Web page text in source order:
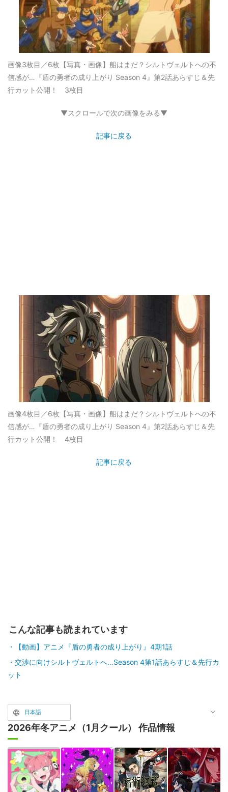
画像3枚目／6枚 【写真・画像】船はまだ？シルトヴェルトへの不
信感が…『盾の勇者の成り上がり Season 4』第2話あらすじ＆先
行カット公開！ 3枚目
▼スクロールで次の画像をみる▼
記事に戻る
画像4枚目／6枚 【写真・画像】船はまだ？シルトヴェルトへの不
信感が…『盾の勇者の成り上がり Season 4』第2話あらすじ＆先
行カット公開！ 4枚目
記事に戻る
こんな記事も読まれています
【動画】アニメ『盾の勇者の成り上がり』4期1話
交渉に向けシルトヴェルトへ…Season 4第1話あらすじ＆先行カ
ット
日本語
2026年冬アニメ（1月クール） 作品情報